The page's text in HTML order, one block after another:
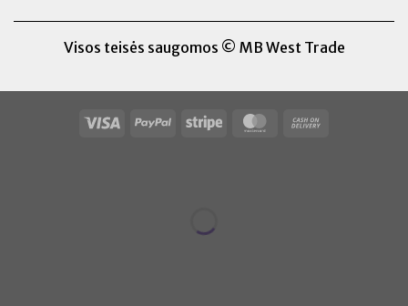
Visos teisės saugomos © MB West Trade